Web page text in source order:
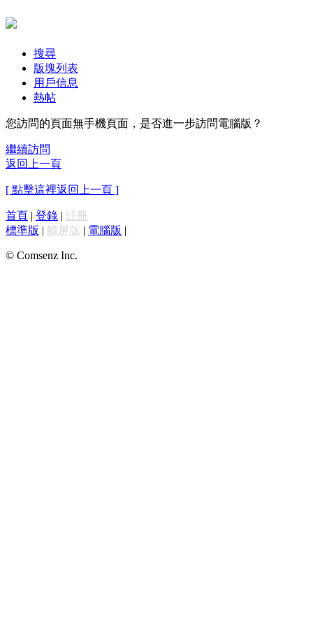
搜尋
版塊列表
用戶信息
熱帖
您訪問的頁面無手機頁面，是否進一步訪問電腦版？
繼續訪問
返回上一頁
[ 點擊這裡返回上一頁 ]
首頁 | 登錄 | 註冊
標準版 | 觸屏版 | 電腦版 |
© Comsenz Inc.